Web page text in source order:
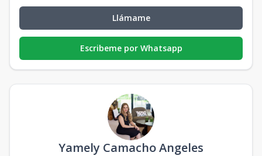
Llámame
Escribeme por Whatsapp
Yamely Camacho Angeles